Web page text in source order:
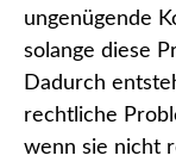
ungenügende
solange diese
Dadurch
rechtliche
wenn sie nicht